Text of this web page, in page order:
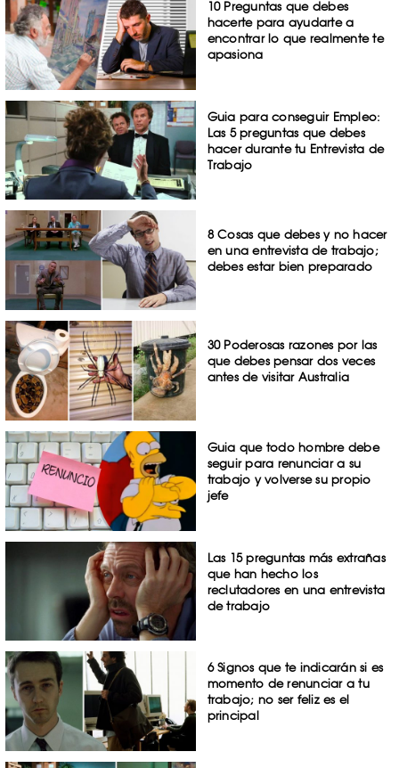
10 Preguntas que debes
hacerte para ayudarte a
encontrar lo que realmente te
apasiona
Guia para conseguir Empleo:
Las 5 preguntas que debes
hacer durante tu Entrevista de
Trabajo
8 Cosas que debes y no hacer
en una entrevista de trabajo;
debes estar bien preparado
30 Poderosas razones por las
que debes pensar dos veces
antes de visitar Australia
Guia que todo hombre debe
seguir para renunciar a su
trabajo y volverse su propio
jefe
Las 15 preguntas más extrañas
que han hecho los
reclutadores en una entrevista
de trabajo
6 Signos que te indicarán si es
momento de renunciar a tu
trabajo; no ser feliz es el
principal